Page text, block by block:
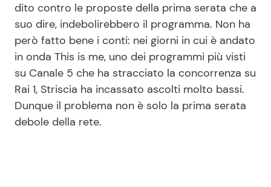
dito contro le proposte della prima serata che a
suo dire, indebolirebbero il programma. Non ha
però fatto bene i conti: nei giorni in cui è andato
in onda This is me, uno dei programmi più visti
su Canale 5 che ha stracciato la concorrenza su
Rai 1, Striscia ha incassato ascolti molto bassi.
Dunque il problema non è solo la prima serata
debole della rete.